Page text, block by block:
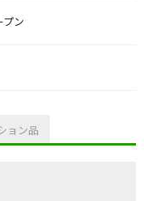
プン
ョン品